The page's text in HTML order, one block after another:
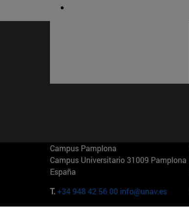
Campus Pamplona
Campus Universitario 31009 Pamplona
España
T.+34 948 42 56 00 info@unav.es